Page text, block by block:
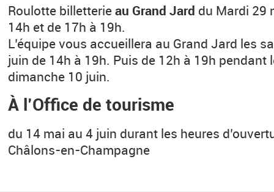
Roulotte billetterieau Grand Jard du Mardi 29
14h et de 17h à 19h.
L’équipe vous accueillera au Grand Jard les
juin de 14h à 19h. Puis de 12h à 19h pendant
dimanche 10 juin.
À l’Office de tourisme
du 14 mai au 4 juin durant les heures
Châlons-en-Champagne